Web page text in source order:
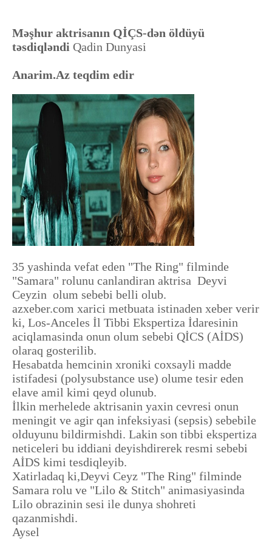
Məşhur aktrisanın QİÇS-dən öldüyü
təsdiqləndi Qadin Dunyasi
Anarim.Az teqdim edir
35 yashinda vefat eden "The Ring" filminde
"Samara" rolunu canlandiran aktrisa Deyvi
Ceyzin olum sebebi belli olub.
azxeber.com xarici metbuata istinaden xeber verir
ki, Los-Anceles İl Tibbi Ekspertiza İdaresinin
aciqlamasinda onun olum sebebi QİCS (AİDS)
olaraq gosterilib.
Hesabatda hemcinin xroniki coxsayli madde
istifadesi (polysubstance use) olume tesir eden
elave amil kimi qeyd olunub.
İlkin merhelede aktrisanin yaxin cevresi onun
meningit ve agir qan infeksiyasi (sepsis) sebebile
olduyunu bildirmishdi. Lakin son tibbi ekspertiza
neticeleri bu iddiani deyishdirerek resmi sebebi
AİDS kimi tesdiqleyib.
Xatirladaq ki,Deyvi Ceyz "The Ring" filminde
Samara rolu ve "Lilo & Stitch" animasiyasinda
Lilo obrazinin sesi ile dunya shohreti
qazanmishdi.
Aysel